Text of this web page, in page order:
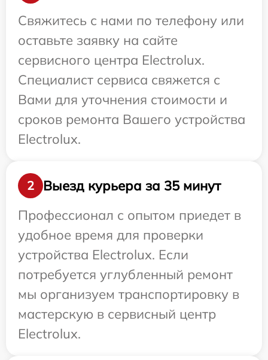
Свяжитесь с нами по телефону или
оставьте заявку на сайте
сервисного центра Electrolux.
Специалист сервиса свяжется с
Вами для уточнения стоимости и
сроков ремонта Вашего устройства
Electrolux.
2
Выезд курьера за 35 минут
Профессионал с опытом приедет в
удобное время для проверки
устройства Electrolux. Если
потребуется углубленный ремонт
мы организуем транспортировку в
мастерскую в сервисный центр
Electrolux.